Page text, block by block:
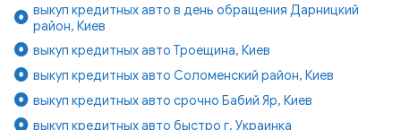
выкуп кредитных авто в день обращения Дарницкий
район, Киев
выкуп кредитных авто Троещина, Киев
выкуп кредитных авто Соломенский район, Киев
выкуп кредитных авто срочно Бабий Яр, Киев
выкуп кредитных авто быстро г. Украинка